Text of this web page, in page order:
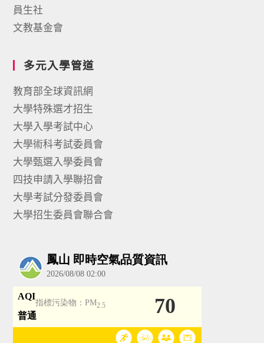
員生社
文教基金會
多元入學管道
教育部全球資訊網
大學特殊選才招生
大學入學考試中心
大學術科考試委員會
大學甄選入學委員會
四技申請入學聯招會
大學考試分發委員會
大學招生委員會聯合會